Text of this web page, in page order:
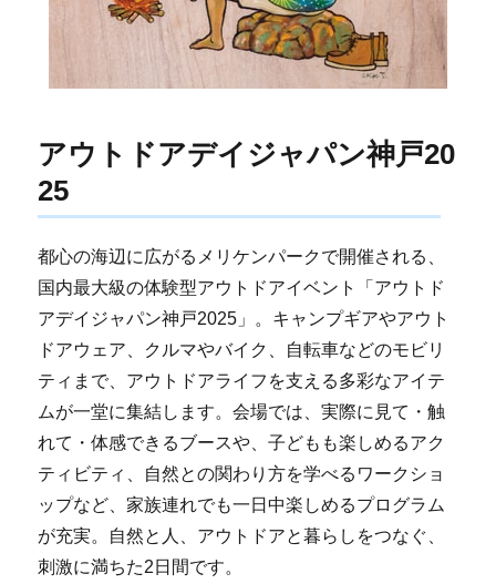
アウトドアデイジャパン神戸20
25
都心の海辺に広がるメリケンパークで開催される、
国内最大級の体験型アウトドアイベント「アウトド
アデイジャパン神戸2025」。キャンプギアやアウト
ドアウェア、クルマやバイク、自転車などのモビリ
ティまで、アウトドアライフを支える多彩なアイテ
ムが一堂に集結します。会場では、実際に見て・触
れて・体感できるブースや、子どもも楽しめるアク
ティビティ、自然との関わり方を学べるワークショ
ップなど、家族連れでも一日中楽しめるプログラム
が充実。自然と人、アウトドアと暮らしをつなぐ、
刺激に満ちた2日間です。